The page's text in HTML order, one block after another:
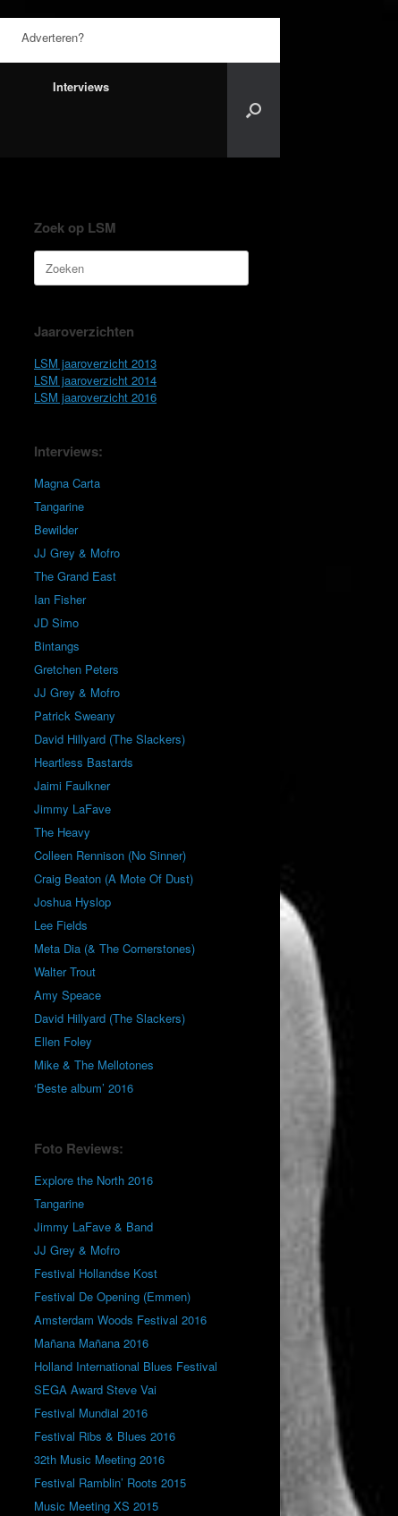
Adverteren?
Interviews
Zoek op LSM
Zoeken
naar:
Jaaroverzichten
LSM jaaroverzicht 2013
LSM jaaroverzicht 2014
LSM jaaroverzicht 2016
Interviews:
Magna Carta
Tangarine
Bewilder
JJ Grey & Mofro
The Grand East
Ian Fisher
JD Simo
Bintangs
Gretchen Peters
JJ Grey & Mofro
Patrick Sweany
David Hillyard (The Slackers)
Heartless Bastards
Jaimi Faulkner
Jimmy LaFave
The Heavy
Colleen Rennison (No Sinner)
Craig Beaton (A Mote Of Dust)
Joshua Hyslop
Lee Fields
Meta Dia (& The Cornerstones)
Walter Trout
Amy Speace
David Hillyard (The Slackers)
Ellen Foley
Mike & The Mellotones
‘Beste album’ 2016
Foto Reviews:
Explore the North 2016
Tangarine
Jimmy LaFave & Band
JJ Grey & Mofro
Festival Hollandse Kost
Festival De Opening (Emmen)
Amsterdam Woods Festival 2016
Mañana Mañana 2016
Holland International Blues Festival
SEGA Award Steve Vai
Festival Mundial 2016
Festival Ribs & Blues 2016
32th Music Meeting 2016
Festival Ramblin’ Roots 2015
Music Meeting XS 2015